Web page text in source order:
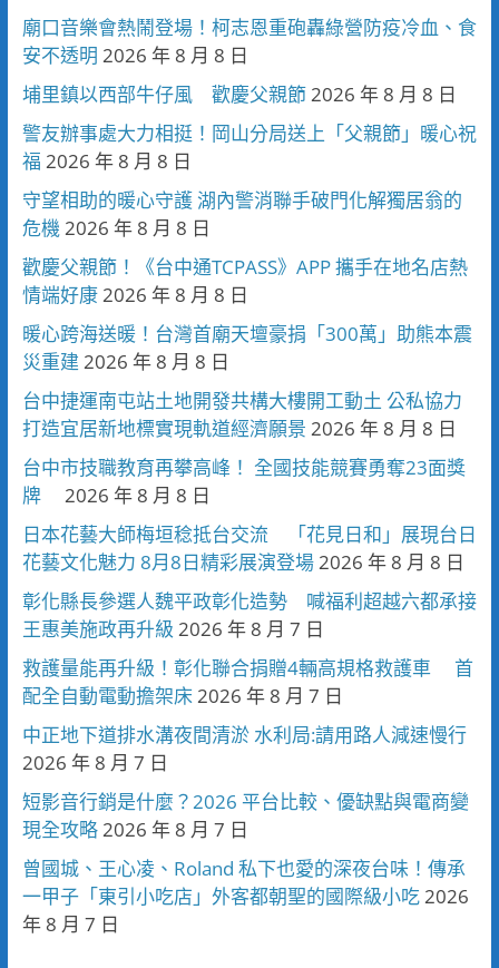
廟口音樂會熱鬧登場！柯志恩重砲轟綠營防疫冷血、食
安不透明 2026 年 8 月 8 日
埔里鎮以西部牛仔風 歡慶父親節2026 年 8 月 8 日
警友辦事處大力相挺！岡山分局送上「父親節」暖心祝
福 2026 年 8 月 8 日
守望相助的暖心守護 湖內警消聯手破門化解獨居翁的
危機2026 年 8 月 8 日
歡慶父親節！《台中通TCPASS》APP 攜手在地名店熱
情端好康2026 年 8 月 8 日
暖心跨海送暖！台灣首廟天壇豪捐「300萬」助熊本震
災重建 2026 年 8 月 8 日
台中捷運南屯站土地開發共構大樓開工動土 公私協力
打造宜居新地標實現軌道經濟願景 2026 年 8 月 8 日
台中市技職教育再攀高峰！ 全國技能競賽勇奪23面獎
牌
2026 年 8 月 8 日
日本花藝大師梅垣稔抵台交流 「花見日和」展現台日
花藝文化魅力 8月8日精彩展演登場2026 年 8 月 8 日
彰化縣長參選人魏平政彰化造勢 喊福利超越六都承接
王惠美施政再升級 2026 年 8 月 7 日
救護量能再升級！彰化聯合捐贈4輛高規格救護車 首
配全自動電動擔架床2026 年 8 月 7 日
中正地下道排水溝夜間清淤 水利局:請用路人減速慢行
2026 年 8 月 7 日
短影音行銷是什麼？2026 平台比較、優缺點與電商變
現全攻略2026 年 8 月 7 日
曾國城、王心凌、Roland 私下也愛的深夜台味！傳承
一甲子「東引小吃店」外客都朝聖的國際級小吃2026
年 8 月 7 日